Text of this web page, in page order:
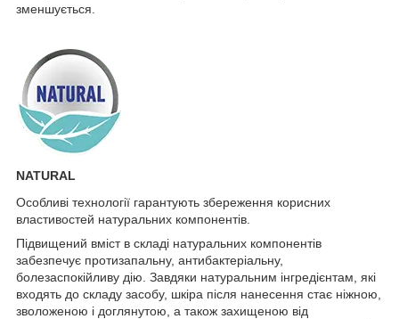
зменшується.
NATURAL
Особливі технології гарантують збереження корисних
властивостей натуральних компонентів.
Підвищений вміст в складі натуральних компонентів
забезпечує протизапальну, антибактеріальну,
болезаспокійливу дію. Завдяки натуральним інгредієнтам, які
входять до складу засобу, шкіра після нанесення стає ніжною,
зволоженою і доглянутою, а також захищеною від